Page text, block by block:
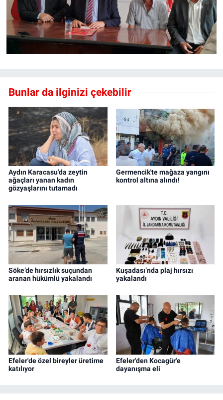
Bunlar da ilginizi çekebilir
Aydın Karacasu'da zeytin
ağaçları yanan kadın
gözyaşlarını tutamadı
Germencik'te mağaza yangını
kontrol altına alındı!
Söke’de hırsızlık suçundan
aranan hükümlü yakalandı
Kuşadası’nda plaj hırsızı
yakalandı
Efeler'de özel bireyler üretime
katılıyor
Efeler'den Kocagür'e
dayanışma eli